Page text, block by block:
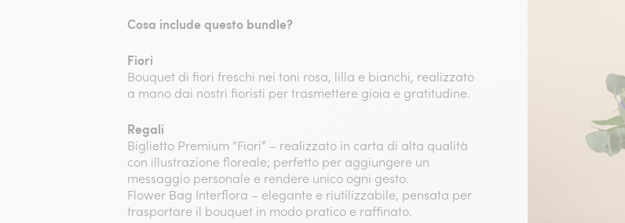
Cosa include questo bundle?
Fiori
Bouquet di fiori freschi nei toni rosa, lilla e bianchi, realizzato
a mano dai nostri fioristi per trasmettere gioia e gratitudine.​
Regali
Biglietto Premium “Fiori” – realizzato in carta di alta qualità
con illustrazione floreale; perfetto per aggiungere un
messaggio personale e rendere unico ogni gesto.​
Flower Bag Interflora – elegante e riutilizzabile, pensata per
trasportare il bouquet in modo pratico e raffinato.​